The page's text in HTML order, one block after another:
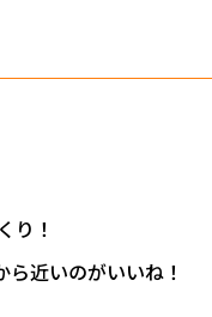
り！
ら近いのがいいね！